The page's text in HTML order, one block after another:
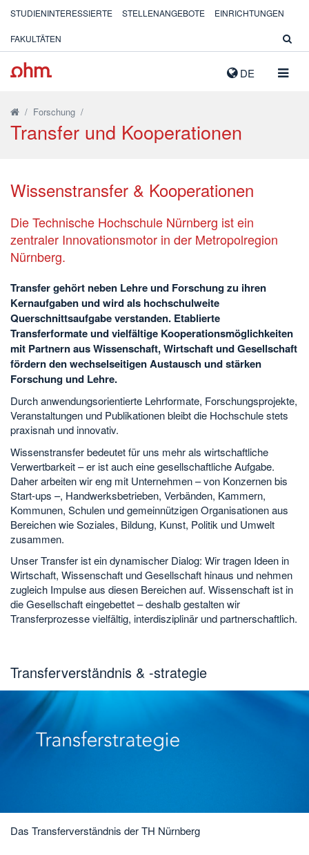
DE
STUDIENINTERESSIERTE STELLENANGEBOTE EINRICHTUNGEN
FAKULTÄTEN
/ Forschung /
Transfer und Kooperationen
Wissenstransfer & Kooperationen
Die Technische Hochschule Nürnberg ist ein
zentraler Innovationsmotor in der Metropolregion
Nürnberg.
Transfer gehört neben Lehre und Forschung zu ihren
Kernaufgaben und wird als hochschulweite
Querschnittsaufgabe verstanden. Etablierte
Transferformate und vielfältige Kooperationsmöglichkeiten
mit Partnern aus Wissenschaft, Wirtschaft und Gesellschaft
fördern den wechselseitigen Austausch und stärken
Forschung und Lehre.
Durch anwendungsorientierte Lehrformate, Forschungsprojekte,
Veranstaltungen und Publikationen bleibt die Hochschule stets
praxisnah und innovativ.
Wissenstransfer bedeutet für uns mehr als wirtschaftliche
Verwertbarkeit – er ist auch eine gesellschaftliche Aufgabe.
Daher arbeiten wir eng mit Unternehmen – von Konzernen bis
Start-ups –, Handwerksbetrieben, Verbänden, Kammern,
Kommunen, Schulen und gemeinnützigen Organisationen aus
Bereichen wie Soziales, Bildung, Kunst, Politik und Umwelt
zusammen.
Unser Transfer ist ein dynamischer Dialog: Wir tragen Ideen in
Wirtschaft, Wissenschaft und Gesellschaft hinaus und nehmen
zugleich Impulse aus diesen Bereichen auf. Wissenschaft ist in
die Gesellschaft eingebettet – deshalb gestalten wir
Transferprozesse vielfältig, interdisziplinär und partnerschaftlich.
Transferverständnis & -strategie
Das Transferverständnis der TH Nürnberg